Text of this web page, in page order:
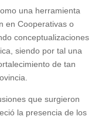
una herramienta
en Cooperativas o
conceptualizaciones
siendo por tal una
de tan
que surgieron
la presencia de los